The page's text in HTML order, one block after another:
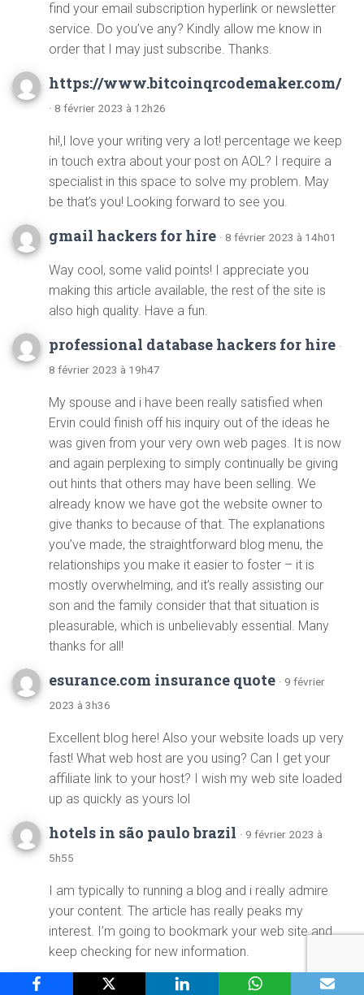
find your email subscription hyperlink or newsletter
service. Do you’ve any? Kindly allow me know in
order that I may just subscribe. Thanks.
https://www.bitcoinqrcodemaker.com/
· 8 février 2023 à 12h26
hi!,I love your writing very a lot! percentage we keep
in touch extra about your post on AOL? I require a
specialist in this space to solve my problem. May
be that’s you! Looking forward to see you.
gmail hackers for hire · 8 février 2023 à 14h01
Way cool, some valid points! I appreciate you
making this article available, the rest of the site is
also high quality. Have a fun.
professional database hackers for hire ·
8 février 2023 à 19h47
My spouse and i have been really satisfied when
Ervin could finish off his inquiry out of the ideas he
was given from your very own web pages. It is now
and again perplexing to simply continually be giving
out hints that others may have been selling. We
already know we have got the website owner to
give thanks to because of that. The explanations
you’ve made, the straightforward blog menu, the
relationships you make it easier to foster – it is
mostly overwhelming, and it’s really assisting our
son and the family consider that that situation is
pleasurable, which is unbelievably essential. Many
thanks for all!
esurance.com insurance quote · 9 février
2023 à 3h36
Excellent blog here! Also your website loads up very
fast! What web host are you using? Can I get your
affiliate link to your host? I wish my web site loaded
up as quickly as yours lol
hotels in são paulo brazil · 9 février 2023 à
5h55
I am typically to running a blog and i really admire
your content. The article has really peaks my
interest. I’m going to bookmark your web site and
keep checking for new information.
Desentupidora na zona sul · 9 février 2023 à